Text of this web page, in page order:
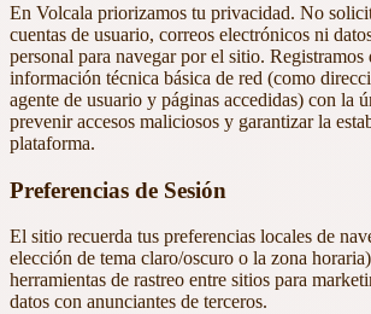
En Volcala priorizamos tu privacidad. No
cuentas de usuario, correos electrónicos ni
personal para navegar por el sitio. Registramos
información técnica básica de red (como
agente de usuario y páginas accedidas) con la
prevenir accesos maliciosos y garantizar la
plataforma.
Preferencias de Sesión
El sitio recuerda tus preferencias locales de
elección de tema claro/oscuro o la zona
herramientas de rastreo entre sitios para
datos con anunciantes de terceros.